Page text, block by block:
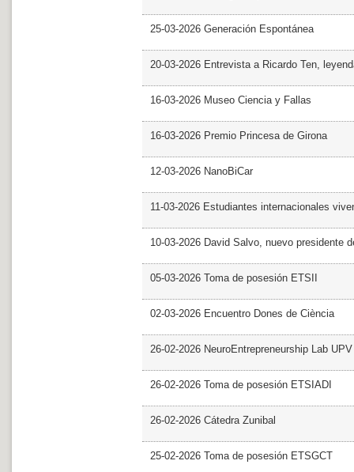
25-03-2026 Generación Espontánea
20-03-2026 Entrevista a Ricardo Ten,
16-03-2026 Museo Ciencia y Fallas
16-03-2026 Premio Princesa de Girona
12-03-2026 NanoBiCar
11-03-2026 Estudiantes internacionales
10-03-2026 David Salvo, nuevo presidente
05-03-2026 Toma de posesión ETSII
02-03-2026 Encuentro Dones de Ciència
26-02-2026 NeuroEntrepreneurship Lab UPV
26-02-2026 Toma de posesión ETSIADI
26-02-2026 Cátedra Zunibal
25-02-2026 Toma de posesión ETSGCT